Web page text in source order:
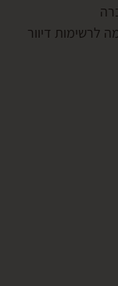
לרשימות דיוור